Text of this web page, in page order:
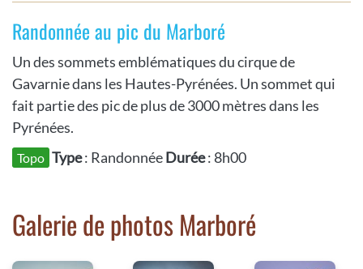
Randonnée au pic du Marboré
Un des sommets emblématiques du cirque de
Gavarnie dans les Hautes-Pyrénées. Un sommet qui
fait partie des pic de plus de 3000 mètres dans les
Pyrénées.
Topo Type: RandonnéeDurée: 8h00
Galerie de photos Marboré